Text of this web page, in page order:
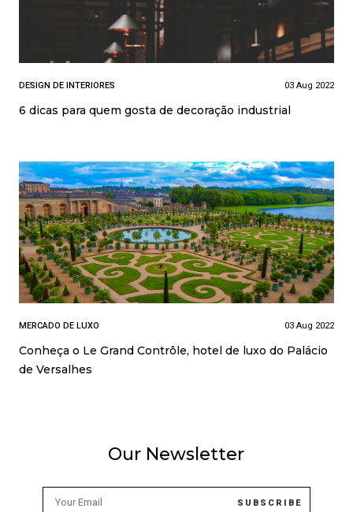
DESIGN DE INTERIORES 03 Aug 2022
6 dicas para quem gosta de decoração industrial
MERCADO DE LUXO 03 Aug 2022
Conheça o Le Grand Contrôle, hotel de luxo do Palácio
de Versalhes
Our Newsletter